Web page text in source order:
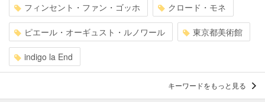
フィンセント・ファン・ゴッホ クロード・モネ
ピエール・オーギュスト・ルノワール 東京都美術館
indigo la End
キーワードをもっと見る